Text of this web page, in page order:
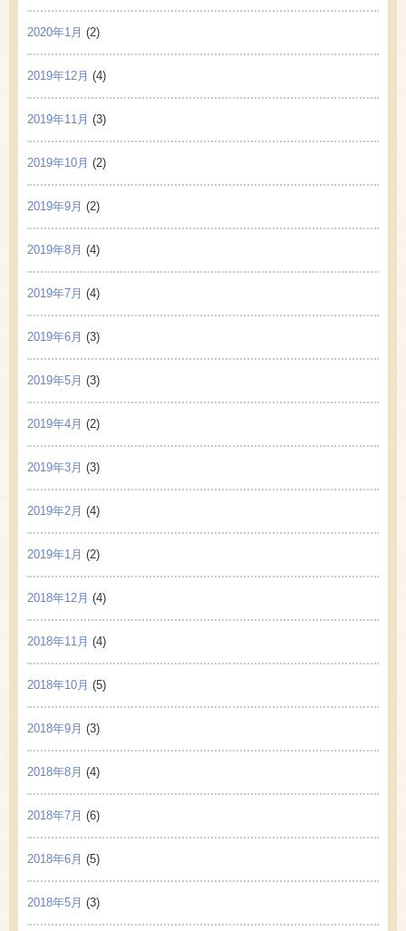
2020年1月 (2)
2019年12月 (4)
2019年11月 (3)
2019年10月 (2)
2019年9月 (2)
2019年8月 (4)
2019年7月 (4)
2019年6月 (3)
2019年5月 (3)
2019年4月 (2)
2019年3月 (3)
2019年2月 (4)
2019年1月 (2)
2018年12月 (4)
2018年11月 (4)
2018年10月 (5)
2018年9月 (3)
2018年8月 (4)
2018年7月 (6)
2018年6月 (5)
2018年5月 (3)